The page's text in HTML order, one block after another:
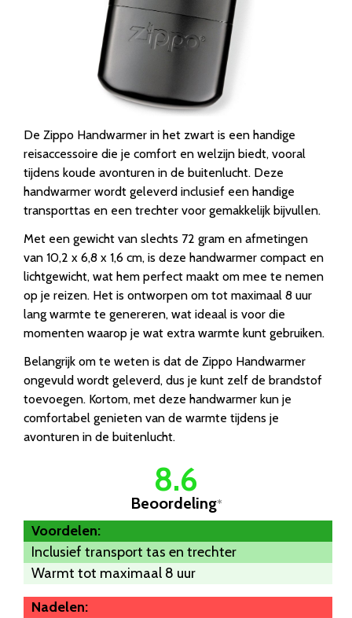
De Zippo Handwarmer in het zwart is een handige
reisaccessoire die je comfort en welzijn biedt, vooral
tijdens koude avonturen in de buitenlucht. Deze
handwarmer wordt geleverd inclusief een handige
transporttas en een trechter voor gemakkelijk bijvullen.
Met een gewicht van slechts 72 gram en afmetingen
van 10,2 x 6,8 x 1,6 cm, is deze handwarmer compact en
lichtgewicht, wat hem perfect maakt om mee te nemen
op je reizen. Het is ontworpen om tot maximaal 8 uur
lang warmte te genereren, wat ideaal is voor die
momenten waarop je wat extra warmte kunt gebruiken.
Belangrijk om te weten is dat de Zippo Handwarmer
ongevuld wordt geleverd, dus je kunt zelf de brandstof
toevoegen. Kortom, met deze handwarmer kun je
comfortabel genieten van de warmte tijdens je
avonturen in de buitenlucht.
8.6
Beoordeling*
Voordelen:
Inclusief transport tas en trechter
Warmt tot maximaal 8 uur
Nadelen: